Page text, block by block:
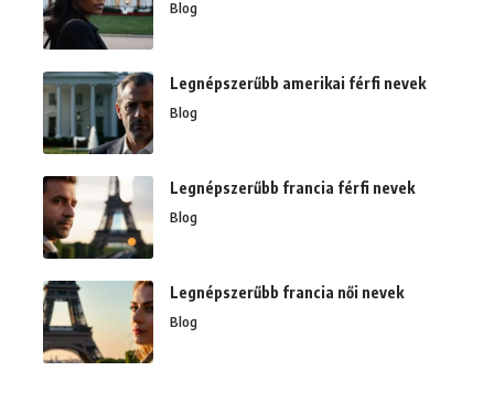
Blog
Legnépszerűbb amerikai férfi nevek
Blog
Legnépszerűbb francia férfi nevek
Blog
Legnépszerűbb francia női nevek
Blog